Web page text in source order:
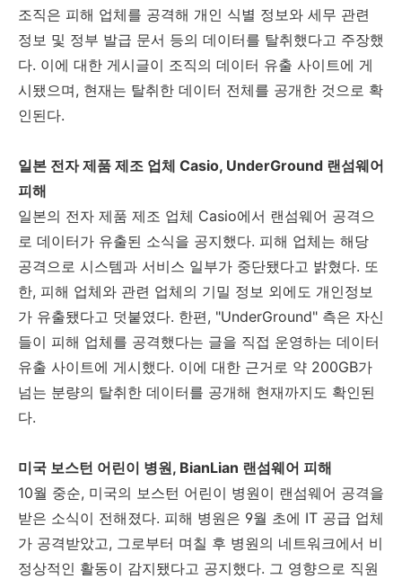
조직은 피해 업체를 공격해 개인 식별 정보와 세무 관련
정보 및 정부 발급 문서 등의 데이터를 탈취했다고 주장했
다. 이에 대한 게시글이 조직의 데이터 유출 사이트에 게
시됐으며, 현재는 탈취한 데이터 전체를 공개한 것으로 확
인된다.
일본 전자 제품 제조 업체 Casio, UnderGround 랜섬웨어
피해
일본의 전자 제품 제조 업체 Casio에서 랜섬웨어 공격으
로 데이터가 유출된 소식을 공지했다. 피해 업체는 해당
공격으로 시스템과 서비스 일부가 중단됐다고 밝혔다. 또
한, 피해 업체와 관련 업체의 기밀 정보 외에도 개인정보
가 유출됐다고 덧붙였다. 한편, "UnderGround" 측은 자신
들이 피해 업체를 공격했다는 글을 직접 운영하는 데이터
유출 사이트에 게시했다. 이에 대한 근거로 약 200GB가
넘는 분량의 탈취한 데이터를 공개해 현재까지도 확인된
다.
미국 보스턴 어린이 병원, BianLian 랜섬웨어 피해
10월 중순, 미국의 보스턴 어린이 병원이 랜섬웨어 공격을
받은 소식이 전해졌다. 피해 병원은 9월 초에 IT 공급 업체
가 공격받았고, 그로부터 며칠 후 병원의 네트워크에서 비
정상적인 활동이 감지됐다고 공지했다. 그 영향으로 직원